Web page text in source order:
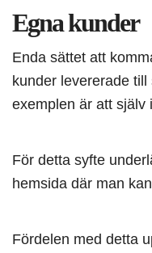
Egna kunder
Enda sättet att
kunder levererade
exemplen är att själv
För detta syfte
hemsida där man
Fördelen med detta